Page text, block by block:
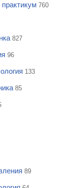
760
827
96
133
85
89